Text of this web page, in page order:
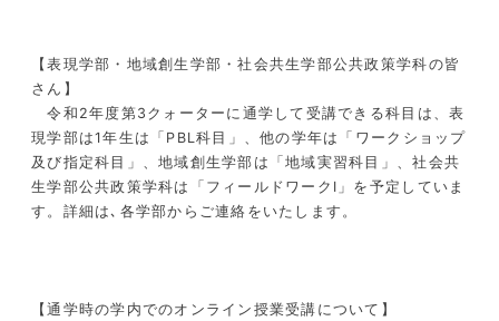
【表現学部・地域創生学部・社会共生学部公共政策学科の皆
さん】
令和 2年度第3 クォーターに通学して受講できる科目は、表
現学部は1年生は「 PBL科目」、他の学年は「ワークショップ
及び指定科目」、地域創生学部は「地域実習科目」、社会共
生学部公共政策学科は「フィールドワークⅠ」を予定していま
す。詳細は､各学部からご連絡をいたします。
【通学時の学内でのオンライン授業受講について】